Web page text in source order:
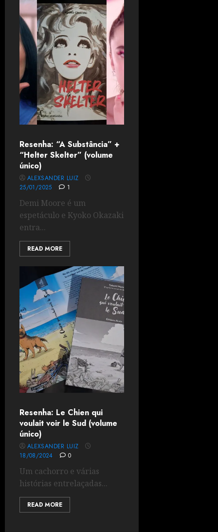
Resenha: “A Substância” +
“Helter Skelter” (volume
único)
ALEXSANDER LUIZ
25/01/2025
1
Demi Moore é um
espetáculo e Kyoko Okazaki
entra...
READ MORE
Resenha: Le Chien qui
voulait voir le Sud (volume
único)
ALEXSANDER LUIZ
18/08/2024
0
Um cachorro e várias
histórias entrelaçadas...
READ MORE